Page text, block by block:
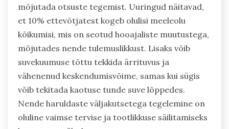
mõjutada otsuste tegemist. Uuringud näitavad,
et 10% ettevõtjatest kogeb olulisi meeleolu
kõikumisi, mis on seotud hooajaliste muutustega,
mõjutades nende tulemuslikkust. Lisaks võib
suvekuumuse tõttu tekkida ärrituvus ja
vähenenud keskendumisvõime, samas kui sügis
võib tekitada kaotuse tunde suve lõppedes.
Nende haruldaste väljakutsetega tegelemine on
oluline vaimse tervise ja tootlikkuse säilitamiseks